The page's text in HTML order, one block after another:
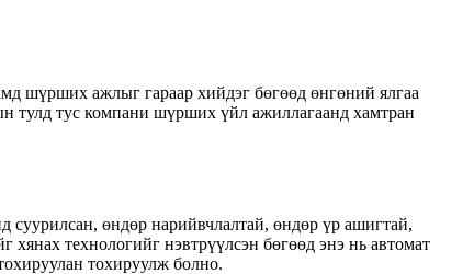
шүрших ажлыг гараар хийдэг бөгөөд өнгөний ялгаа
тулд тус компани шүрших үйл ажиллагаанд хамтран
өндөр нарийвчлалтай, өндөр үр ашигтай,
технологийг нэвтрүүлсэн бөгөөд энэ нь автомат
тохируулж болно.